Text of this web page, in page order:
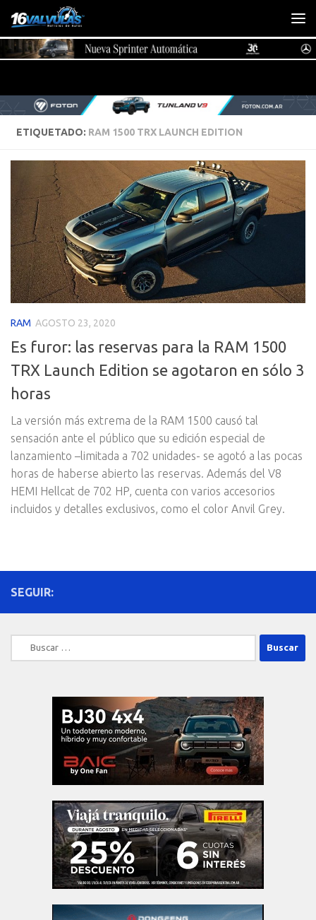
Saltar al contenido
ETIQUETADO: RAM 1500 TRX LAUNCH EDITION
RAM AGOSTO 23, 2020
Es furor: las reservas para la RAM 1500
TRX Launch Edition se agotaron en sólo 3
horas
La versión más extrema de la RAM 1500 causó tal
sensación ante el público que su edición especial de
lanzamiento –limitada a 702 unidades- se agotó a las pocas
horas de haberse abierto las reservas. Además del V8
HEMI Hellcat de 702 HP, cuenta con varios accesorios
incluidos y detalles exclusivos, como el color Anvil Grey.
SEGUIR:
Buscar: